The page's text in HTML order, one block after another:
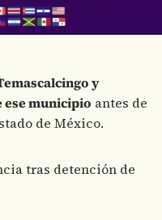
y
ese municipio antes de
de México.
tras detención de